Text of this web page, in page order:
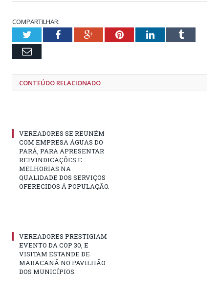
COMPARTILHAR:
TwitterFacebookGoogle+PinterestLinkedInTumblr
Email
CONTEÚDO RELACIONADO
VEREADORES SE REUNÉM
COM EMPRESA ÁGUAS DO
PARÁ, PARA APRESENTAR
REIVINDICAÇÕES E
MELHORIAS NA
QUALIDADE DOS SERVIÇOS
OFERECIDOS Á POPULAÇÃO.
VEREADORES PRESTIGIAM
EVENTO DA COP 30, E
VISITAM ESTANDE DE
MARACANÃ NO PAVILHÃO
DOS MUNICÍPIOS.